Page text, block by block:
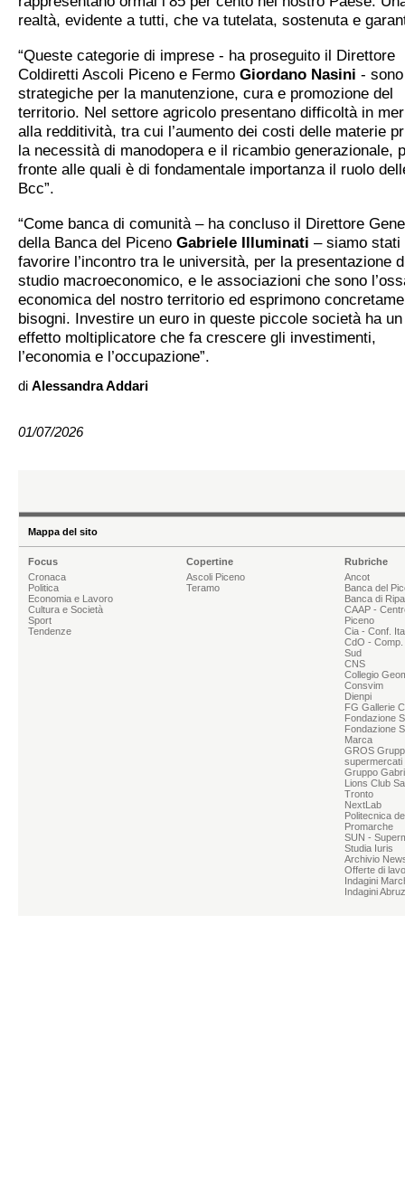
realtà, evidente a tutti, che va tutelata, sostenuta e
“Queste categorie di imprese - ha proseguito il Direttore
Coldiretti Ascoli Piceno e Fermo Giordano Nasini - sono
strategiche per la manutenzione, cura e promozione del
territorio. Nel settore agricolo presentano difficoltà in
alla redditività, tra cui l’aumento dei costi delle materie
la necessità di manodopera e il ricambio generazionale,
fronte alle quali è di fondamentale importanza il ruolo
Bcc”.
“Come banca di comunità – ha concluso il Direttore
della Banca del Piceno Gabriele Illuminati – siamo stati
favorire l’incontro tra le università, per la presentazione
studio macroeconomico, e le associazioni che sono
economica del nostro territorio ed esprimono
bisogni. Investire un euro in queste piccole società ha un
effetto moltiplicatore che fa crescere gli investimenti,
l’economia e l’occupazione”.
di Alessandra Addari
01/07/2026
Mappa del sito
Focus
Cronaca
Politica
Economia e Lavoro
Cultura e Società
Sport
Tendenze
Copertine
Ascoli Piceno
Teramo
Rubriche
Ancot
Banca del
Banca di
CAAP -
Piceno
Cia - Conf.
CdO -
Sud
CNS
Collegio
Consvim
Dienpi
FG Gallerie
Fondazione
Fondazione
Marca
GROS
supermercati
Gruppo
Lions Club
Tronto
NextLab
Politecnica
Promarche
SUN -
Studia Iuris
Archivio
Offerte di
Indagini
Indagini